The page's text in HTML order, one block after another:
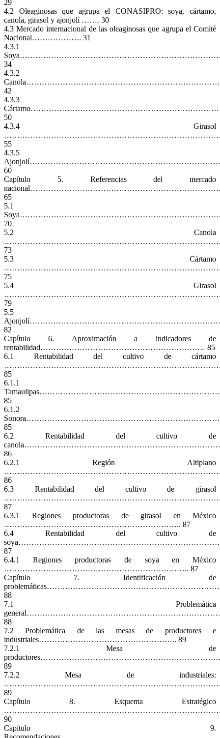
29
4.2 Oleaginosas que agrupa el CONASIPRO: soya, cártamo,
canola, girasol y ajonjolí ……. 30
4.3 Mercado internacional de las oleaginosas que agrupa el Comité
Nacional………………. 31
4.3.1
34
4.3.2
42
4.3.3
50
4.3.4 Girasol
55
4.3.5
60
Capítulo 5. Referencias del mercado
65
5.1
70
5.2 Canola
73
5.3 Cártamo
75
5.4 Girasol
79
5.5
82
Capítulo 6. Aproximación a indicadores de
rentabilidad……………………………………………………… 85
6.1 Rentabilidad del cultivo de cártamo
85
6.1.1
85
6.1.2
85
6.2 Rentabilidad del cultivo de
86
6.2.1 Región Altiplano
86
6.3 Rentabilidad del cultivo de girasol
87
6.3.1 Regiones productoras de girasol en México
………………………………………………………….. 87
6.4 Rentabilidad del cultivo de
87
6.4.1 Regiones productoras de soya en México
…………………………………………………………….. 87
Capítulo 7. Identificación de
88
7.1 Problemática
88
7.2 Problemática de las mesas de productores e
industriales…………………………………………….. 89
7.2.1 Mesa de
89
7.2.2 Mesa de industriales:
89
Capítulo 8. Esquema Estratégico
90
Capítulo 9.